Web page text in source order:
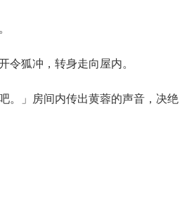
狐冲，转身走向屋内。
」房间内传出黄蓉的声音，决绝